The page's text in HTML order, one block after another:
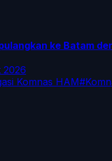
ke Batam
2026
Komnas HAM#